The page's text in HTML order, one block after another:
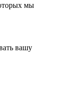
мы
вашу